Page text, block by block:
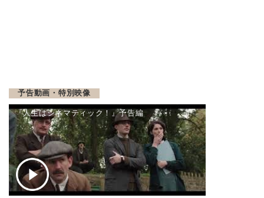
予告動画・特別映像
『人生はシネマティック！』予告編